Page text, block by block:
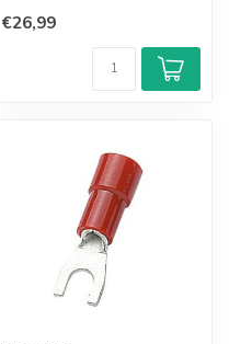
geïsoleerd)
insteekbreedte:...
€26,99